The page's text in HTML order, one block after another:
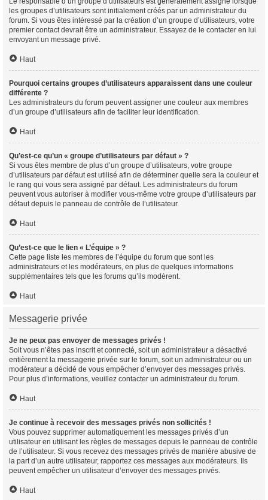
les groupes d’utilisateurs sont initialement créés par un administrateur du
forum. Si vous êtes intéressé par la création d’un groupe d’utilisateurs, votre
premier contact devrait être un administrateur. Essayez de le contacter en lui
envoyant un message privé.
Haut
Pourquoi certains groupes d’utilisateurs apparaissent dans une couleur
différente ?
Les administrateurs du forum peuvent assigner une couleur aux membres
d’un groupe d’utilisateurs afin de faciliter leur identification.
Haut
Qu’est-ce qu’un « groupe d’utilisateurs par défaut » ?
Si vous êtes membre de plus d’un groupe d’utilisateurs, votre groupe
d’utilisateurs par défaut est utilisé afin de déterminer quelle sera la couleur et
le rang qui vous sera assigné par défaut. Les administrateurs du forum
peuvent vous autoriser à modifier vous-même votre groupe d’utilisateurs par
défaut depuis le panneau de contrôle de l’utilisateur.
Haut
Qu’est-ce que le lien « L’équipe » ?
Cette page liste les membres de l’équipe du forum que sont les
administrateurs et les modérateurs, en plus de quelques informations
supplémentaires tels que les forums qu’ils modèrent.
Haut
Messagerie privée
Je ne peux pas envoyer de messages privés !
Soit vous n’êtes pas inscrit et connecté, soit un administrateur a désactivé
entièrement la messagerie privée sur le forum, soit un administrateur ou un
modérateur a décidé de vous empêcher d’envoyer des messages privés.
Pour plus d’informations, veuillez contacter un administrateur du forum.
Haut
Je continue à recevoir des messages privés non sollicités !
Vous pouvez supprimer automatiquement les messages privés d’un
utilisateur en utilisant les règles de messages depuis le panneau de contrôle
de l’utilisateur. Si vous recevez des messages privés de manière abusive de
la part d’un autre utilisateur, rapportez ces messages aux modérateurs. Ils
peuvent empêcher un utilisateur d’envoyer des messages privés.
Haut